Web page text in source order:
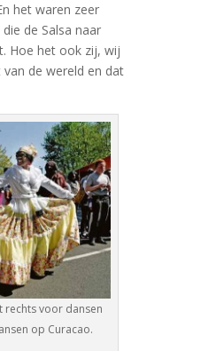
het waren zeer
de Salsa naar
Hoe het ook zij, wij
de wereld en dat
rechts voor dansen
op Curacao.